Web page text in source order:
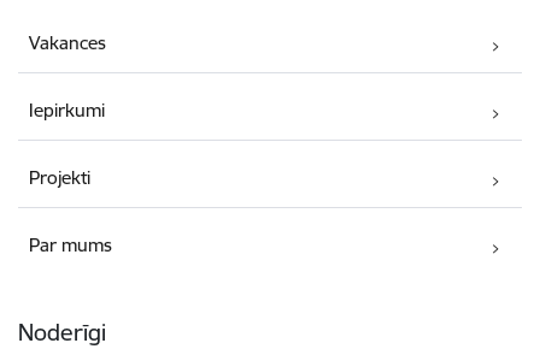
Vakances
Iepirkumi
Projekti
Par mums
Noderīgi